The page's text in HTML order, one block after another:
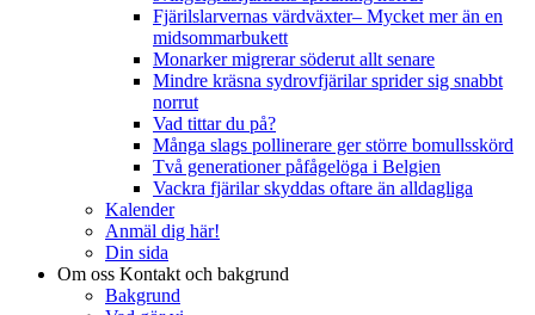
Fjärilslarvernas värdväxter– Mycket mer än en
midsommarbukett
Monarker migrerar söderut allt senare
Mindre kräsna sydrovfjärilar sprider sig snabbt
norrut
Vad tittar du på?
Många slags pollinerare ger större bomullsskörd
Två generationer påfågelöga i Belgien
Vackra fjärilar skyddas oftare än alldagliga
Kalender
Anmäl dig här!
Din sida
Om oss Kontakt och bakgrund
Bakgrund